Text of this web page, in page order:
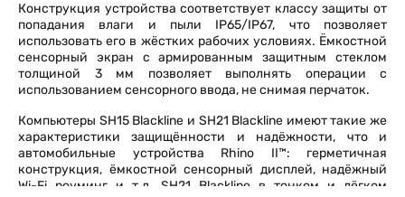
Конструкция устройства соответствует классу защиты от
попадания влаги и пыли IP65/IP67, что позволяет
использовать его в жёстких рабочих условиях. Ёмкостной
сенсорный экран с армированным защитным стеклом
толщиной 3 мм позволяет выполнять операции с
использованием сенсорного ввода, не снимая перчаток.
Компьютеры SH15 Blackline и SH21 Blackline имеют такие же
характеристики защищённости и надёжности, что и
автомобильные устройства Rhino II™: герметичная
конструкция, ёмкостной сенсорный дисплей, надёжный
Wi-Fi роуминг и т.д. SH21 Blackline в тонком и лёгком